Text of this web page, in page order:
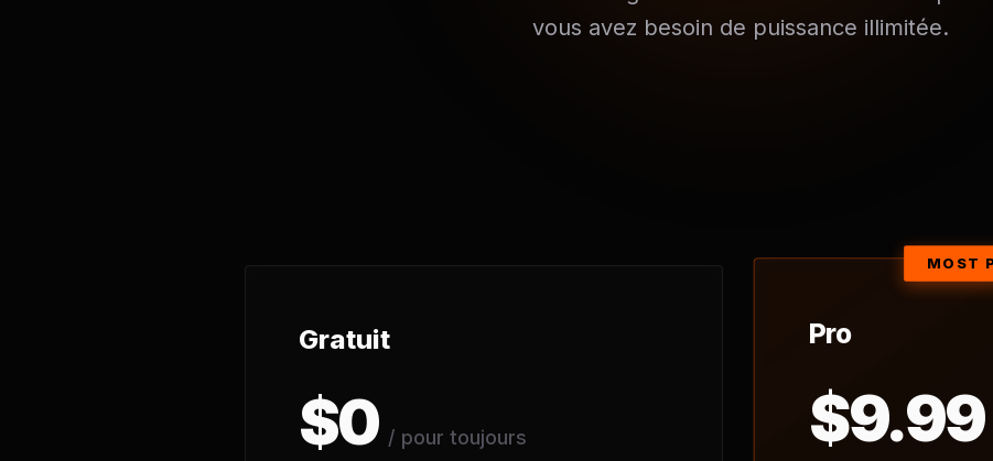
vous avez besoin de puissance illimitée.
Gratuit
$0 / pour toujours
Pro
$9.99